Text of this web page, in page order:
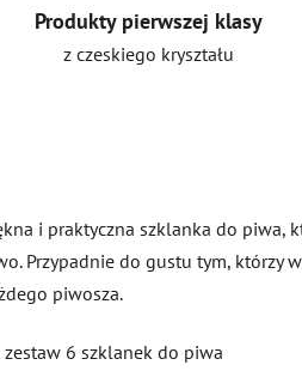
Produkty pierwszej klasy
z czeskiego kryształu
i praktyczna szklanka do piwa,
Przypadnie do gustu tym, którzy
piwosza.
zestaw 6 szklanek do piwa